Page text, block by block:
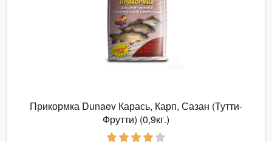
Прикормка Dunaev Карась, Карп, Сазан (Тутти-
Фрутти) (0,9кг.)